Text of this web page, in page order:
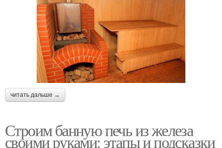
читать дальше →
Строим банную печь из железа
своими руками: этапы и подсказки